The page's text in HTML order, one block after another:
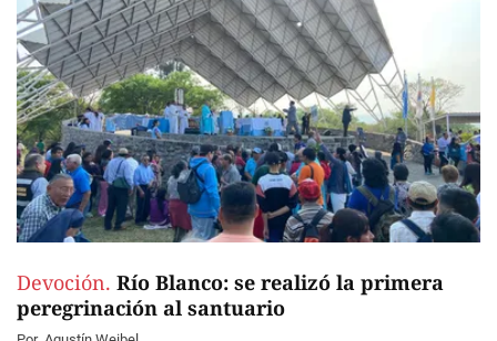
Devoción. Río Blanco: se realizó la primera
peregrinación al santuario